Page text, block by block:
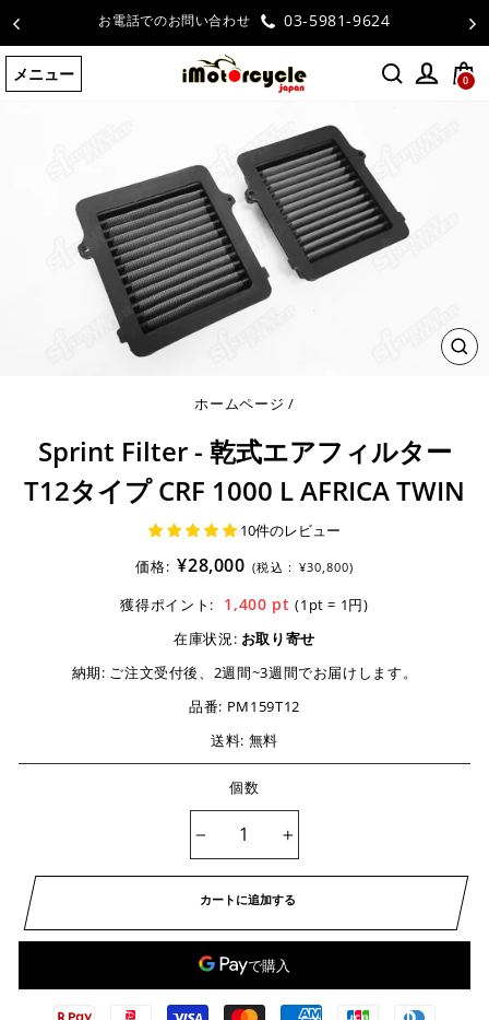
テ
ン
お電話でのお問い合わせ 03-5981-9624
メニュー 0
閉
ホームページ /
Sprint Filter - 乾式エアフィルター
T12タイプ CRF 1000 L AFRICA TWIN
10件のレビュー
価格: ¥28,000 (税込 : ¥30,800)
獲得ポイント: 1,400 pt(1pt = 1円)
在庫状況: お取り寄せ
納期: ご注文受付後、2週間~3週間でお届けします。
品番: PM159T12
送料: 無料
個数
カートに追加する